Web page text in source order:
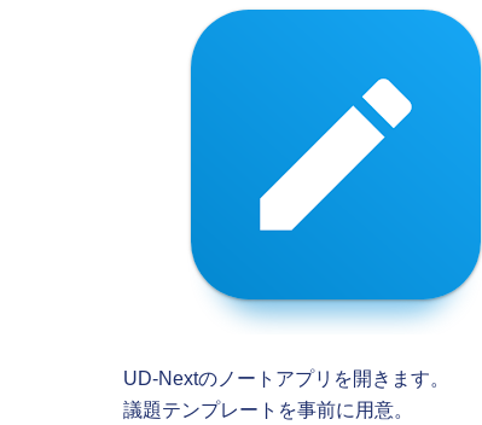
UD-Nextのノートアプリを開きます。
議題テンプレートを事前に用意。